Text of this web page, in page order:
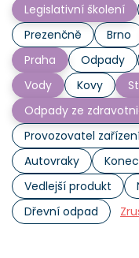
Legislativní školení
Prezenčně
Brno
Praha
Odpady
Vody
Kovy
Odpady ze
Provozovatel
Autovraky
Vedlejší produkt
Dřevní odpad